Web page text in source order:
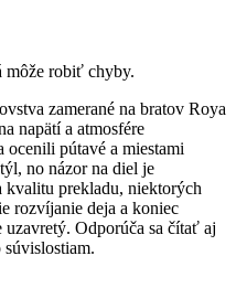
môže robiť chyby.
zamerané na bratov Roya
napätí a atmosfére
ocenili pútavé a miestami
no názor na diel je
kvalitu prekladu, niektorých
rozvíjanie deja a koniec
uzavretý. Odporúča sa čítať aj